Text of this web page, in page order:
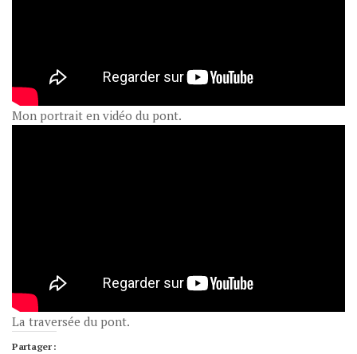
Mon portrait en vidéo du pont.
La traversée du pont.
Partager :